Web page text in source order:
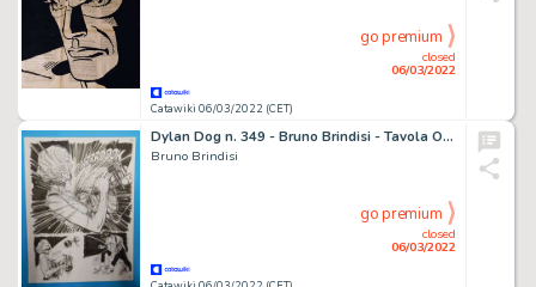
Catawiki 06/03/2022 (CET)
closed
06/03/2022
go premium
Dylan Dog n. 349 - Bruno Brindisi - Tavola Originale "La morte non dimentica" - Page volante - Exemplaire unique - (2015)
Bruno Brindisi
closed
06/03/2022
go premium